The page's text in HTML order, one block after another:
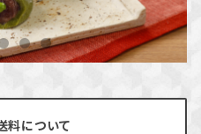
料について